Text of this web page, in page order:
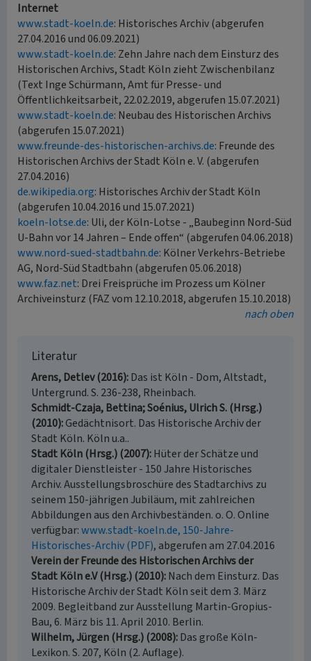
Internet
www.stadt-koeln.de: Historisches Archiv (abgerufen
27.04.2016 und 06.09.2021)
www.stadt-koeln.de: Zehn Jahre nach dem Einsturz des
Historischen Archivs, Stadt Köln zieht Zwischenbilanz
(Text Inge Schürmann, Amt für Presse- und
Öffentlichkeitsarbeit, 22.02.2019, abgerufen 15.07.2021)
www.stadt-koeln.de: Neubau des Historischen Archivs
(abgerufen 15.07.2021)
www.freunde-des-historischen-archivs.de: Freunde des
Historischen Archivs der Stadt Köln e. V. (abgerufen
27.04.2016)
de.wikipedia.org: Historisches Archiv der Stadt Köln
(abgerufen 10.04.2016 und 15.07.2021)
koeln-lotse.de: Uli, der Köln-Lotse - „Baubeginn Nord-Süd
U-Bahn vor 14 Jahren – Ende offen“ (abgerufen 04.06.2018)
www.nord-sued-stadtbahn.de: Kölner Verkehrs-Betriebe
AG, Nord-Süd Stadtbahn (abgerufen 05.06.2018)
www.faz.net: Drei Freisprüche im Prozess um Kölner
Archiveinsturz (FAZ vom 12.10.2018, abgerufen 15.10.2018)
nach oben
Literatur
Arens, Detlev (2016) Das ist Köln - Dom, Altstadt,
Untergrund. S. 236-238, Rheinbach.
Schmidt-Czaja, Bettina; Soénius, Ulrich S. (Hrsg.)
(2010) Gedächtnisort. Das Historische Archiv der
Stadt Köln. Köln u.a..
Stadt Köln (Hrsg.) (2007) Hüter der Schätze und
digitaler Dienstleister - 150 Jahre Historisches
Archiv. Ausstellungsbroschüre des Stadtarchivs zu
seinem 150-jährigen Jubiläum, mit zahlreichen
Abbildungen aus den Archivbeständen. o. O. Online
verfügbar:www.stadt-koeln.de, 150-Jahre-
Historisches-Archiv (PDF), abgerufen am 27.04.2016
Verein der Freunde des Historischen Archivs der
Stadt Köln e.V (Hrsg.) (2010) Nach dem Einsturz. Das
Historische Archiv der Stadt Köln seit dem 3. März
2009. Begleitband zur Ausstellung Martin-Gropius-
Bau, 6. März bis 11. April 2010. Berlin.
Wilhelm, Jürgen (Hrsg.) (2008) Das große Köln-
Lexikon. S. 207, Köln (2. Auflage).